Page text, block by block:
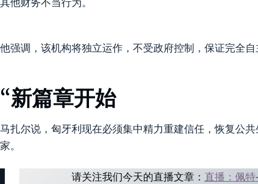
他强调，该机构将独立运作，不受政府控制，保证完全自
“新篇章开始
马扎尔说，匈牙利现在必须集中精力重建信任，恢复公
家。
请关注我们今天的直播文章： 直播：佩